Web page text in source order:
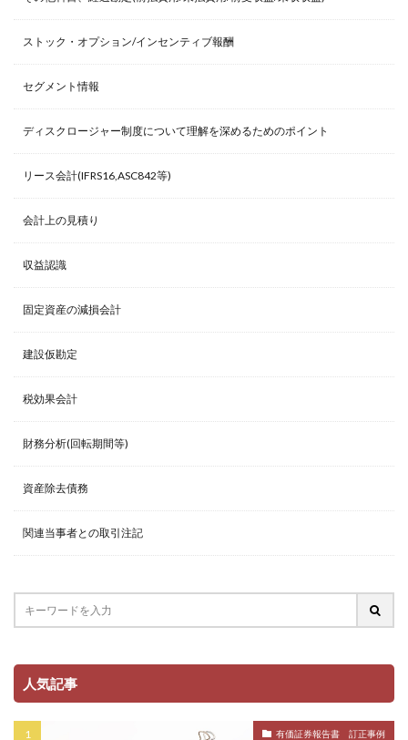
ストック・オプション/インセンティブ報酬
セグメント情報
ディスクロージャー制度について理解を深めるためのポイント
リース会計(IFRS16,ASC842等)
会計上の見積り
収益認識
固定資産の減損会計
建設仮勘定
税効果会計
財務分析(回転期間等)
資産除去債務
関連当事者との取引注記
人気記事
有価証券報告書 訂正事例